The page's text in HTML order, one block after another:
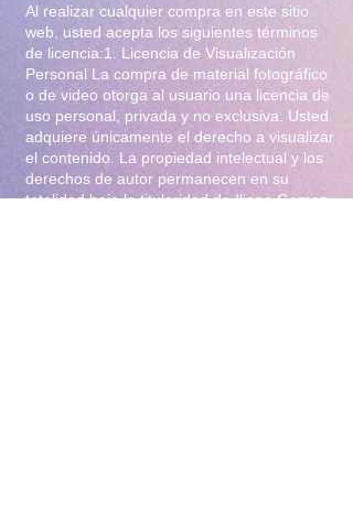
Al realizar cualquier compra en este sitio
web, usted acepta los siguientes términos
de licencia:1. Licencia de Visualización
Personal La compra de material fotográfico
o de video otorga al usuario una licencia de
uso personal, privada y no exclusiva. Usted
adquiere únicamente el derecho a visualizar
el contenido. La propiedad intelectual y los
derechos de autor permanecen en su
totalidad bajo la titularidad de Iliana Gomez